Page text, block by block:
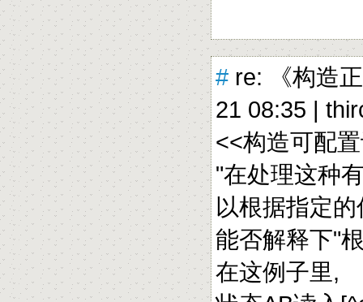
# re: 《构造
21 08:35 |
<<构造可配
"在处理这种
以根据指定
能否解释下"
在这例子里,